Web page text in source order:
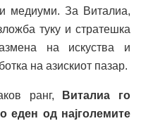
и медиуми. За Виталиа,
туку и стратешка
на искуства и
на азискиот пазар.
ранг,
Виталиа го
еден од најголемите